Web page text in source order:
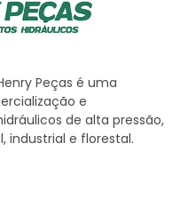
Peças é uma
e
de alta pressão,
industrial e florestal.